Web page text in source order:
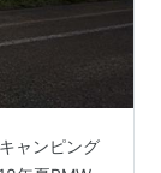
ャンピング